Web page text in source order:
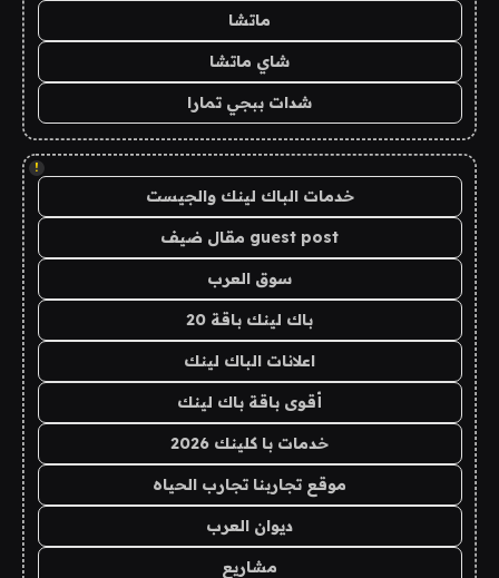
ماتشا
شاي ماتشا
شدات ببجي تمارا
!
خدمات الباك لينك والجيست
guest post مقال ضيف
سوق العرب
باك لينك باقة 20
اعلانات الباك لينك
أقوى باقة باك لينك
خدمات با كلينك 2026
موقع تجاربنا تجارب الحياه
ديوان العرب
مشاريع